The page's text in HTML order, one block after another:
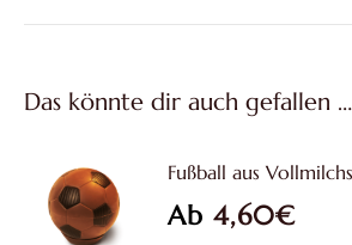
Das könnte dir auch gefallen …
Fußball aus
Ab 4,60€